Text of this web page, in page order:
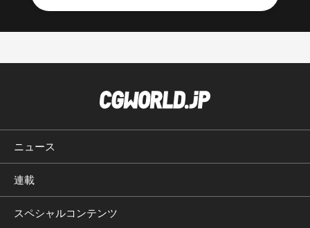
ニュース
連載
スペシャルコンテンツ